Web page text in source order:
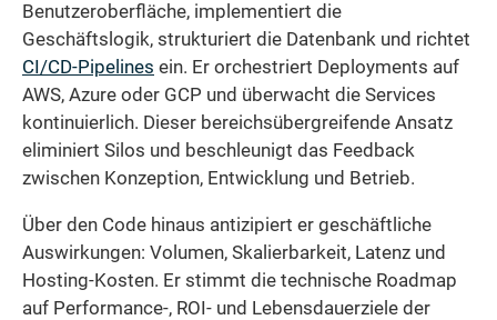
Benutzeroberfläche, implementiert die
Geschäftslogik, strukturiert die Datenbank und richtet
CI/CD-Pipelines ein. Er orchestriert Deployments auf
AWS, Azure oder GCP und überwacht die Services
kontinuierlich. Dieser bereichsübergreifende Ansatz
eliminiert Silos und beschleunigt das Feedback
zwischen Konzeption, Entwicklung und Betrieb.
Über den Code hinaus antizipiert er geschäftliche
Auswirkungen: Volumen, Skalierbarkeit, Latenz und
Hosting-Kosten. Er stimmt die technische Roadmap
auf Performance-, ROI- und Lebensdauerziele der